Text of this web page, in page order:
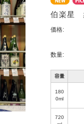
伯楽星
価格:
数量:
容量
180
0ml
720